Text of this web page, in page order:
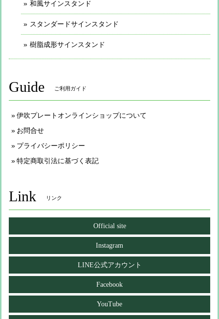
和風サインスタンド
スタンダードサインスタンド
樹脂成形サインスタンド
Guide ご利用ガイド
伊吹プレートオンラインショップについて
お問合せ
プライバシーポリシー
特定商取引法に基づく表記
Link リンク
Official site
Instagram
LINE公式アカウント
Facebook
YouTube